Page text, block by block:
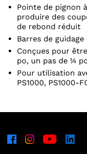
Pointe de pignon
produire des
de rebond réduit
Barres de
Conçues pour
po, un pas de ¼
Pour utilisation
PS1000, PS1000-